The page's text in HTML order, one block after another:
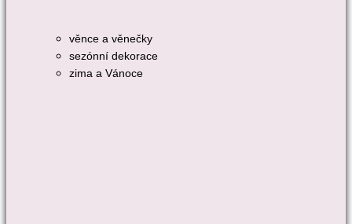
věnce a věnečky
sezónní dekorace
zima a Vánoce